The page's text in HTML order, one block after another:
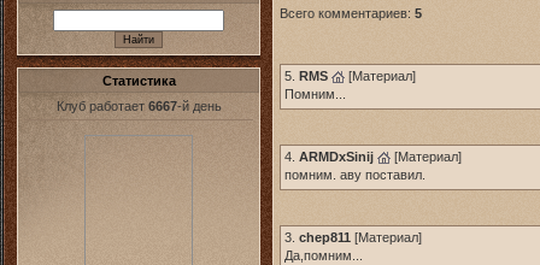
Статистика
Клуб работает 6667-й день
Всего комментариев: 5
5. RMS [Материал]
Помним...
4. ARMDxSinij [Материал]
помним. аву поставил.
3. chep811 [Материал]
Да,помним...